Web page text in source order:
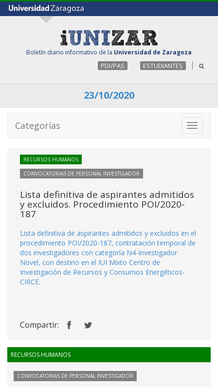
Boletín diario informativo de la Universidad de Zaragoza
PDI/PAS ESTUDIANTES
23/10/2020
Toggle
Categorías
RECURSOS HUMANOS
CONVOCATORIAS DE PERSONAL INVESTIGADOR
Lista definitiva de aspirantes admitidos
y excluidos. Procedimiento POI/2020-
187
Lista definitiva de aspirantes admitidos y excluidos en el
procedimiento POI/2020-187, contratación temporal de
dos investigadores con categoría N4-Investigador
Novel, con destino en el IUI Mixto Centro de
Investigación de Recursos y Consumos Energéticos-
CIRCE.
Compartir:
RECURSOS HUMANOS
CONVOCATORIAS DE PERSONAL INVESTIGADOR